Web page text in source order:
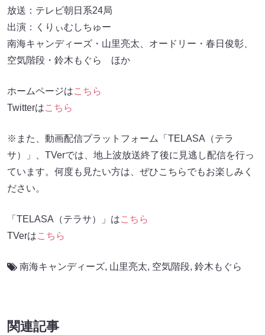
放送：テレビ朝日系24局
出演：くりぃむしちゅー
南海キャンディーズ・山里亮太、オードリー・春日俊彰、
空気階段・鈴木もぐら ほか
ホームページはこちら
Twitterはこちら
※また、動画配信プラットフォーム「TELASA（テラ
サ）」、TVerでは、地上波放送終了後に見逃し配信を行っ
ています。何度も見たい方は、ぜひこちらでもお楽しみく
ださい。
「TELASA（テラサ）」はこちら
TVerはこちら
南海キャンディーズ, 山里亮太, 空気階段, 鈴木もぐら
関連記事